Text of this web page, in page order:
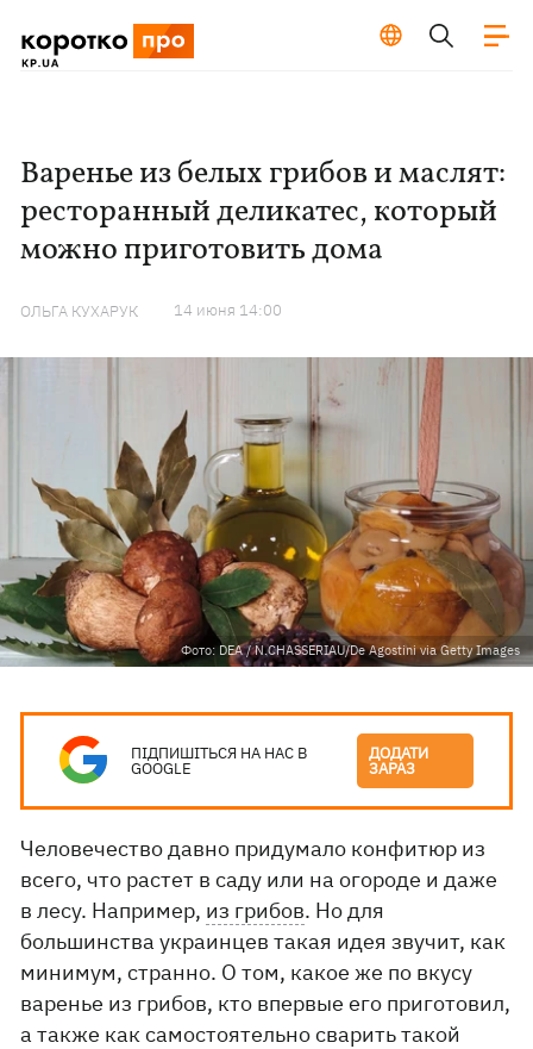
Варенье из белых грибов и маслят:
ресторанный деликатес, который
можно приготовить дома
ОЛЬГА КУХАРУК 14 июня 14:00
Фото: DEA / N.CHASSERIAU/De Agostini via Getty Images
ПІДПИШІТЬСЯ НА НАС В
GOOGLE
ДОДАТИ
ЗАРАЗ
Человечество давно придумало конфитюр из
всего, что растет в саду или на огороде и даже
в лесу. Например, из грибов. Но для
большинства украинцев такая идея звучит, как
минимум, странно. О том, какое же по вкусу
варенье из грибов, кто впервые его приготовил,
а также как самостоятельно сварить такой